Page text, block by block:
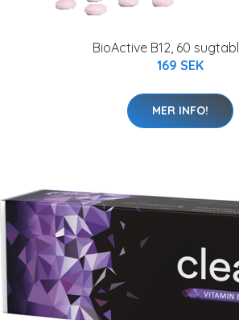
BioActive B12, 60
169 SEK
MER INFO!